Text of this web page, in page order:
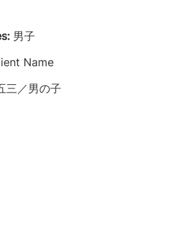
男子
Name
三／男の子